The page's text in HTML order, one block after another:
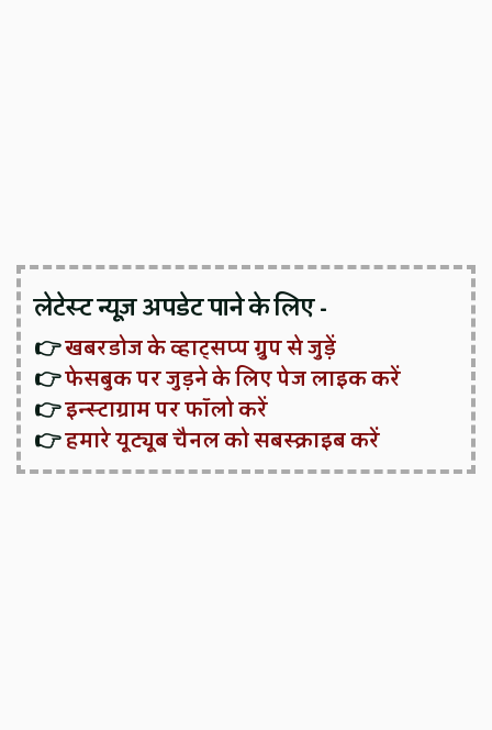
लेटेस्ट न्यूज़ अपडेट पाने के लिए -
👉खबरडोज के व्हाट्सप्प ग्रुप से जुड़ें
👉फेसबुक पर जुड़ने के लिए पेज लाइक करें
👉इन्स्टाग्राम पर फॉलो करें
👉हमारे यूट्यूब चैनल को सबस्क्राइब करें